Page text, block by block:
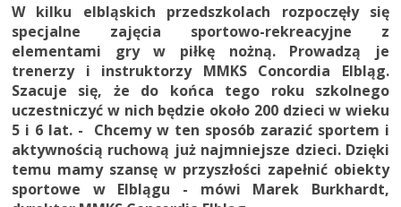
W kilku elbląskich przedszkolach rozpoczęły się
specjalne zajęcia sportowo-rekreacyjne z
elementami gry w piłkę nożną. Prowadzą je
trenerzy i instruktorzy MMKS Concordia Elbląg.
Szacuje się, że do końca tego roku szkolnego
uczestniczyć w nich będzie około 200 dzieci w wieku
5 i 6 lat. - Chcemy w ten sposób zarazić sportem i
aktywnością ruchową już najmniejsze dzieci. Dzięki
temu mamy szansę w przyszłości zapełnić obiekty
sportowe w Elblągu - mówi Marek Burkhardt,